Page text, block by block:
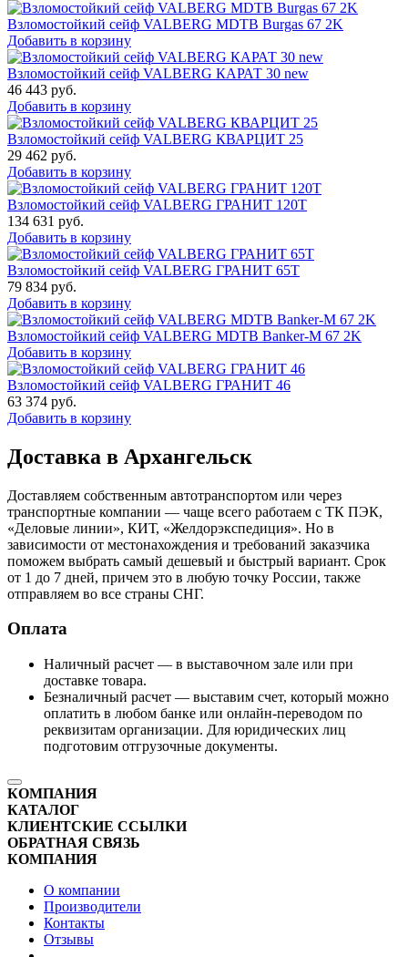
Взломостойкий сейф VALBERG MDTB Burgas 67 2K
Добавить в корзину
Взломостойкий сейф VALBERG КАРАТ 30 new
46 443 руб.
Добавить в корзину
Взломостойкий сейф VALBERG КВАРЦИТ 25
29 462 руб.
Добавить в корзину
Взломостойкий сейф VALBERG ГРАНИТ 120Т
134 631 руб.
Добавить в корзину
Взломостойкий сейф VALBERG ГРАНИТ 65Т
79 834 руб.
Добавить в корзину
Взломостойкий сейф VALBERG MDTB Banker-M 67 2K
Добавить в корзину
Взломостойкий сейф VALBERG ГРАНИТ 46
63 374 руб.
Добавить в корзину
Доставка в Архангельск
Доставляем собственным автотранспортом или через
транспортные компании — чаще всего работаем с ТК ПЭК,
«Деловые линии», КИТ, «Желдорэкспедиция». Но в
зависимости от местонахождения и требований заказчика
поможем выбрать самый дешевый и быстрый вариант. Срок
от 1 до 7 дней, причем это в любую точку России, также
отправляем во все страны СНГ.
Оплата
Наличный расчет — в выставочном зале или при
доставке товара.
Безналичный расчет — выставим счет, который можно
оплатить в любом банке или онлайн-переводом по
реквизитам организации. Для юридических лиц
подготовим отгрузочные документы.
КОМПАНИЯ
КАТАЛОГ
КЛИЕНТСКИЕ ССЫЛКИ
ОБРАТНАЯ СВЯЗЬ
КОМПАНИЯ
О компании
Производители
Контакты
Отзывы